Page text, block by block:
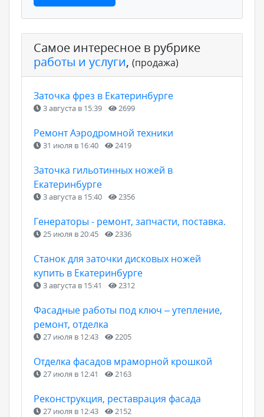
Самое интересное в рубрике
работы и услуги, (продажа)
Заточка фрез в Екатеринбурге
3 августа в 15:39 2699
Ремонт Аэродромной техники
31 июля в 16:40 2419
Заточка гильотинных ножей в
Екатеринбурге
3 августа в 15:40 2356
Генераторы - ремонт, запчасти, поставка.
25 июля в 20:45 2336
Станок для заточки дисковых ножей
купить в Екатеринбурге
3 августа в 15:41 2312
Фасадные работы под ключ – утепление,
ремонт, отделка
27 июля в 12:43 2205
Отделка фасадов мраморной крошкой
27 июля в 12:41 2163
Реконструкция, реставрация фасада
27 июля в 12:43 2152